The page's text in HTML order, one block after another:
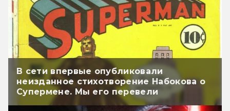
В сети впервые опубликовали
неизданное стихотворение Набокова о
Супермене. Мы его перевели